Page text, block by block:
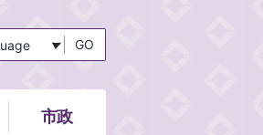
GO
市政